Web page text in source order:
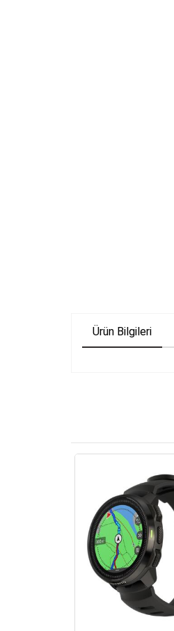
Ürün Bilgileri